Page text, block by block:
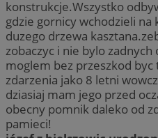
konstrukcje.Wszystko
gdzie gornicy wchodzieli
duzego drzewa
zobaczyc i nie bylo
moglem bez przeszkod
zdarzenia jako 8 letni
dziasiaj mam jego przed
obecny pomnik daleko od
pamieci!